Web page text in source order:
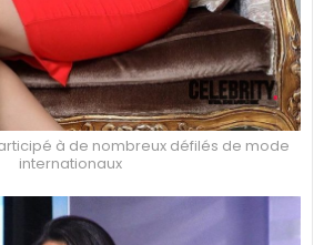
à de nombreux défilés de mode
internationaux